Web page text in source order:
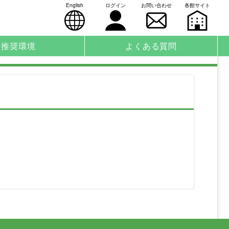
English ログイン お問い合わせ 各館サイト
推奨環境 よくある質問